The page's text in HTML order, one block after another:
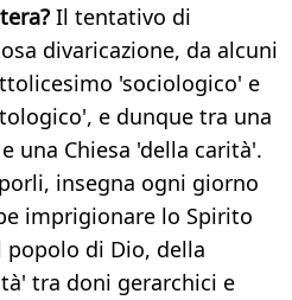
Il tentativo di
divaricazione, da alcuni
'sociologico' e
e dunque tra una
una Chiesa 'della carità'.
insegna ogni giorno
imprigionare lo Spirito
di Dio, della
tra doni gerarchici e